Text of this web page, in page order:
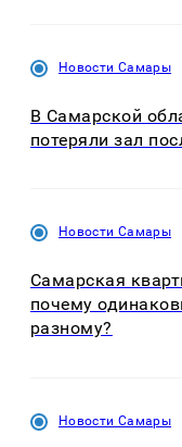
Новости Самары
В Самарской
потеряли зал
Новости Самары
Самарская
почему
разному?
Новости Самары